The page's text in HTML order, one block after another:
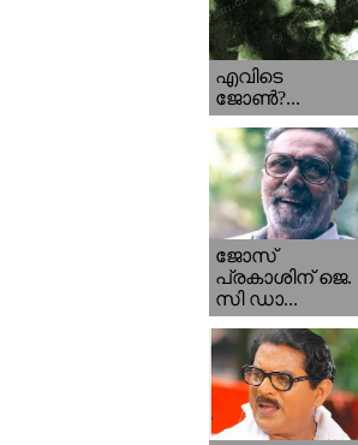
എവിടെ
ജോണ്‍?...
ജോസ്
പ്രകാശിന് ജെ.
സി ഡാ...